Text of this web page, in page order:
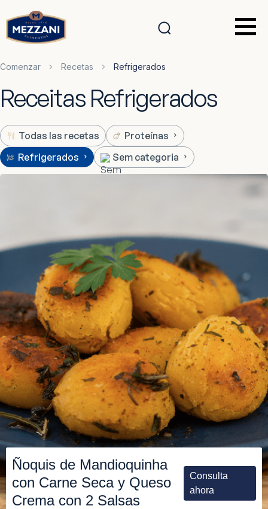
Comenzar Recetas Refrigerados
Receitas Refrigerados
Todas las recetas
Proteínas
Refrigerados
Sem categoria
Ñoquis de Mandioquinha
con Carne Seca y Queso
Crema con 2 Salsas
Consulta
ahora